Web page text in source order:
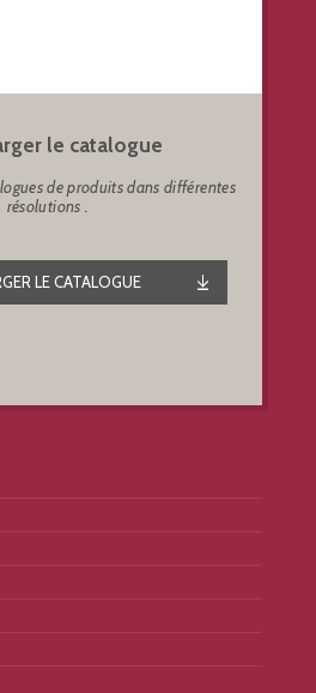
le catalogue
de produits dans différentes
résolutions .
LE CATALOGUE